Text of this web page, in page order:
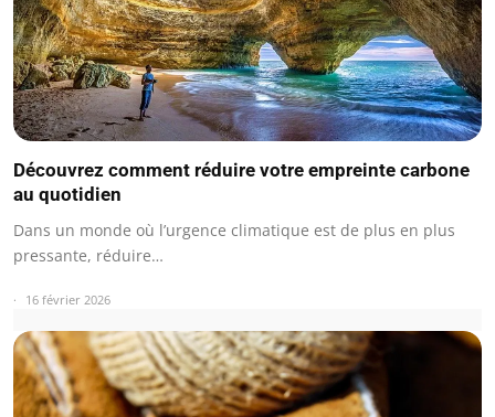
Découvrez comment réduire votre empreinte carbone
au quotidien
Dans un monde où l’urgence climatique est de plus en plus
pressante, réduire…
16 février 2026